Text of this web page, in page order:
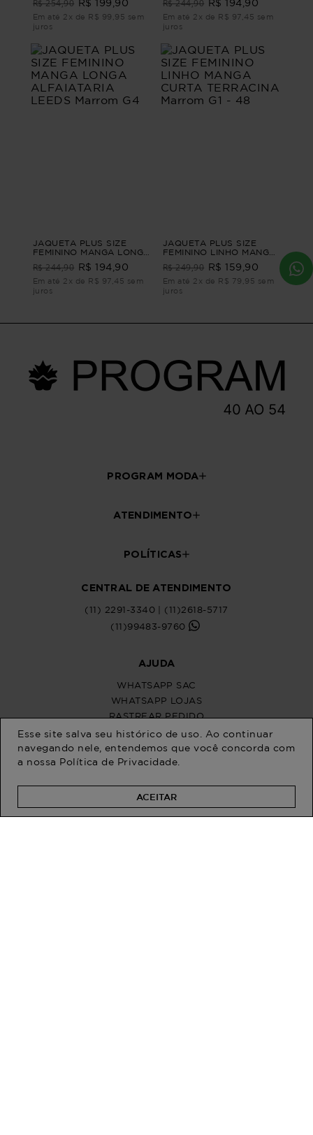
Bege G
R$ 254,90 R$ 199,90
Em até 2x de R$ 99,95 sem
juros
Bege G1
R$ 244,90 R$ 194,90
Em até 2x de R$ 97,45 sem
juros
JAQUETA PLUS SIZE
FEMININO MANGA LONGA
Marrom G4
R$ 244,90 R$ 194,90
Em até 2x de R$ 97,45 sem
juros
JAQUETA PLUS SIZE
FEMININO LINHO MANGA
Marrom G1 - 48
R$ 249,90 R$ 159,90
Em até 2x de R$ 79,95 sem
juros
Esse site salva seu histórico de uso. Ao continuar
navegando nele, entendemos que você concorda com
a nossa Política de Privacidade
ACEITAR